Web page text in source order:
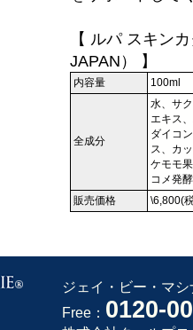
【 ルパ スキン
JAPAN） 】
内容量 100ml
全成分
水、サ
エキス
ダイコ
ス、カ
ケモモ
コメ発
販売価格
\6,800(
ジェイ・ビー・マ
Free： 0120-